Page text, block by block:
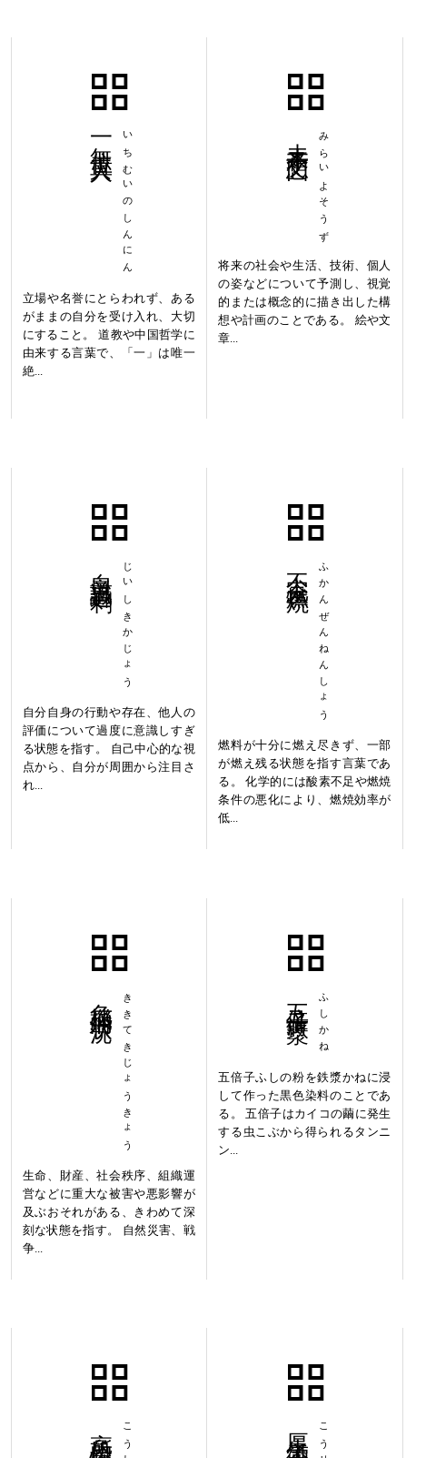
いちむいのしんにん
一無位真人
立場や名誉にとらわれず、ある
がままの自分を受け入れ、大切
にすること。 道教や中国哲学に
由来する言葉で、「一」は唯一
絶...
みらいよそうず
将来の社会や生活、技術、個人
の姿などについて予測し、視覚
的または概念的に描き出した構
想や計画のことである。 絵や文
章...
じいしきかじょう
自分自身の行動や存在、他人の
評価について過度に意識しすぎ
る状態を指す。 自己中心的な視
点から、自分が周囲から注目さ
れ...
ふかんぜんねんしょう
燃料が十分に燃え尽きず、一部
が燃え残る状態を指す言葉であ
る。 化学的には酸素不足や燃焼
条件の悪化により、燃焼効率が
低...
ききてきじょうきょう
生命、財産、社会秩序、組織運
営などに重大な被害や悪影響が
及ぶおそれがある、きわめて深
刻な状態を指す。 自然災害、戦
争...
ふしかね
五倍子ふしの粉を鉄漿かねに浸
して作った黒色染料のことであ
る。 五倍子はカイコの繭に発生
する虫こぶから得られるタンニ
ン...
厚生労働省